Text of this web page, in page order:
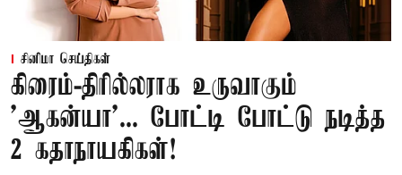
சினிமா செய்திகள்
கிரைம்-திரில்லராக உருவாகும்
'ஆகன்யா'... போட்டி போட்டு நடித்த
2 கதாநாயகிகள்!